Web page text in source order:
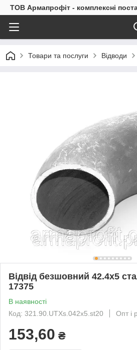
ТОВ Армапрофіт - комплексні
Товари та послуги Відводи
Відвід безшовний 42.4х5
17375
В наявності
Код: 321.90.UTXs.042х5.st20
Опт і
153,60 ₴